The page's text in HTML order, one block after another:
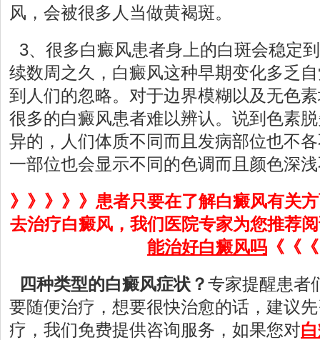
风，会被很多人当做黄褐斑。
3、很多白癜风患者身上的白斑会稳定
续数周之久，白癜风这种早期变化多乏
到人们的忽略。对于边界模糊以及无色
很多的白癜风患者难以辨认。说到色素
异的，人们体质不同而且发病部位也不
一部位也会显示不同的色调而且颜色深
》》》》》患者只要在了解白癜风有关
去治疗白癜风，我们医院专家为您推荐
能治好白癜风吗 《《
四种类型的白癜风症状？专家提醒患者
要随便治疗，想要很快治愈的话，建议
疗，我们免费提供咨询服务，如果您对